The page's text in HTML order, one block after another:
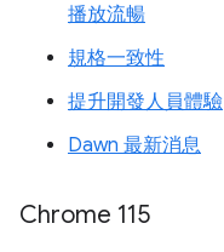
播放流暢
規格一致性
提升開發人員體驗
Dawn 最新消息
Chrome 115